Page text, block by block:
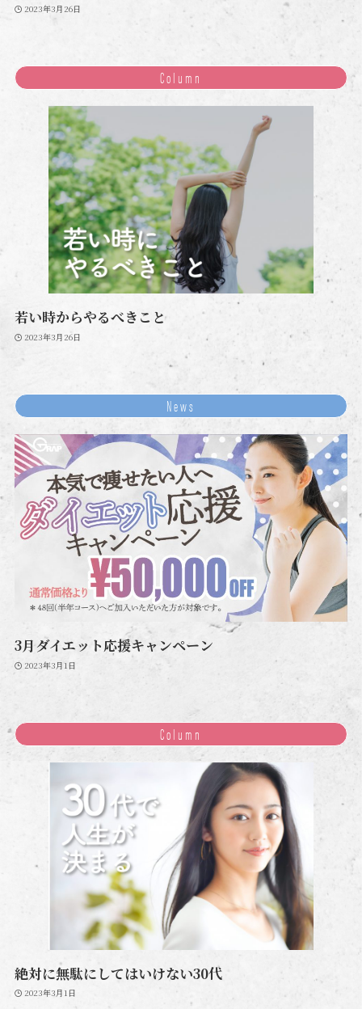
2023年3月26日
Column
若い時からやるべきこと
2023年3月26日
News
3月ダイエット応援キャンペーン
2023年3月1日
Column
絶対に無駄にしてはいけない30代
2023年3月1日